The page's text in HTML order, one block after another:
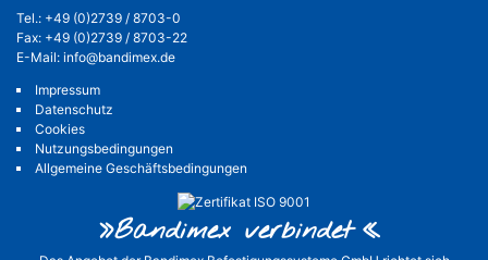
Tel.: +49 (0)2739 / 8703-0
Fax: +49 (0)2739 / 8703-22
E-Mail: info@bandimex.de
Impressum
Datenschutz
Cookies
Nutzungsbedingungen
Allgemeine Geschäftsbedingungen
»Bandimex verbindet«